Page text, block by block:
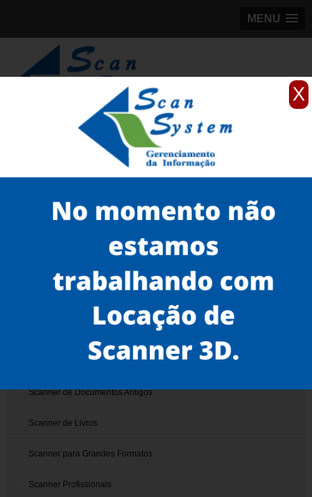
X
MENU
98184-5245
Scanner para grandes formatos
scanner profissional de grande formato
scanner de engenharia preço Aeroporto
Serviços
Scanner de Documentos
Scanner de Documentos Antigos
Scanner de Livros
Scanner para Grandes Formatos
Scanner Profissionais